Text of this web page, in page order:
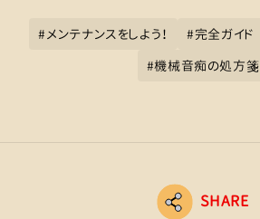
# メンテナンスをしよう！ #完全ガイド
#機械音痴の処方箋
SHARE